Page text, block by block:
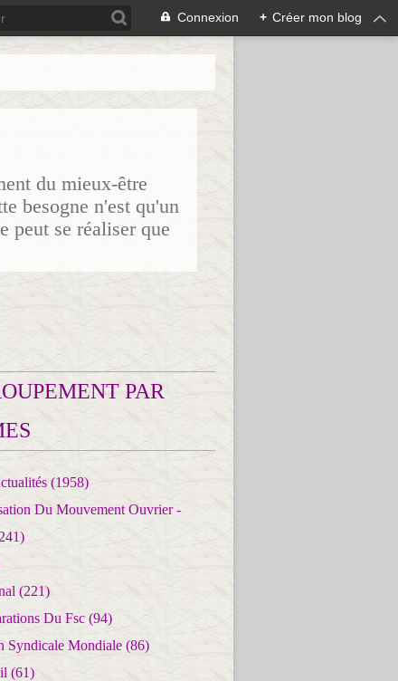
Connexion + Créer mon blog
du mieux-être
besogne n'est qu'un
peut se réaliser que
PAR
(1958)
Du Mouvement Ouvrier -
(221)
Du Fsc (94)
Syndicale Mondiale (86)
(61)